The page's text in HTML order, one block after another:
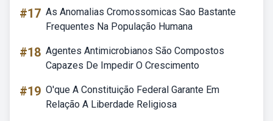
#17 As Anomalias Cromossomicas Sao Bastante
Frequentes Na População Humana
#18 Agentes Antimicrobianos São Compostos
Capazes De Impedir O Crescimento
#19 O'que A Constituição Federal Garante Em
Relação A Liberdade Religiosa